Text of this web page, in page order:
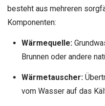
besteht aus mehreren
Komponenten:
Wärmequelle:
Brunnen oder andere
Wärmetauscher:
vom Wasser auf das